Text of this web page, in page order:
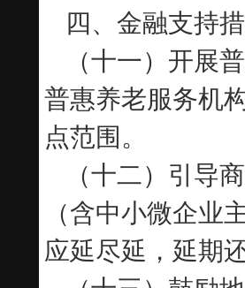
四、金融支持
（十一）开展
普惠养老服务机
点范围。
（十二）引导
（含中小微企业
应延尽延，延期